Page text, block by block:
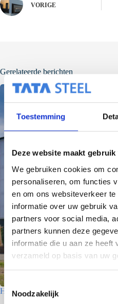
Toestemming
Deze website maakt
We gebruiken cookies om
personaliseren, om functies
en om ons websiteverkeer
informatie over uw gebruik
partners voor social media,
partners kunnen deze
informatie die u aan ze heeft
verzameld op basis van uw
T
o
Noodzakelijk
VORIGE
Gerelateerde berichten
Houtfabriek – Utrecht